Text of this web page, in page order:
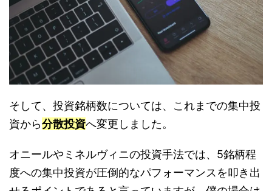
そして、投資銘柄数については、これまでの集中投
資から分散投資へ変更しました。
オニールやミネルヴィニの投資手法では、5銘柄程
度への集中投資が圧倒的なパフォーマンスを叩き出